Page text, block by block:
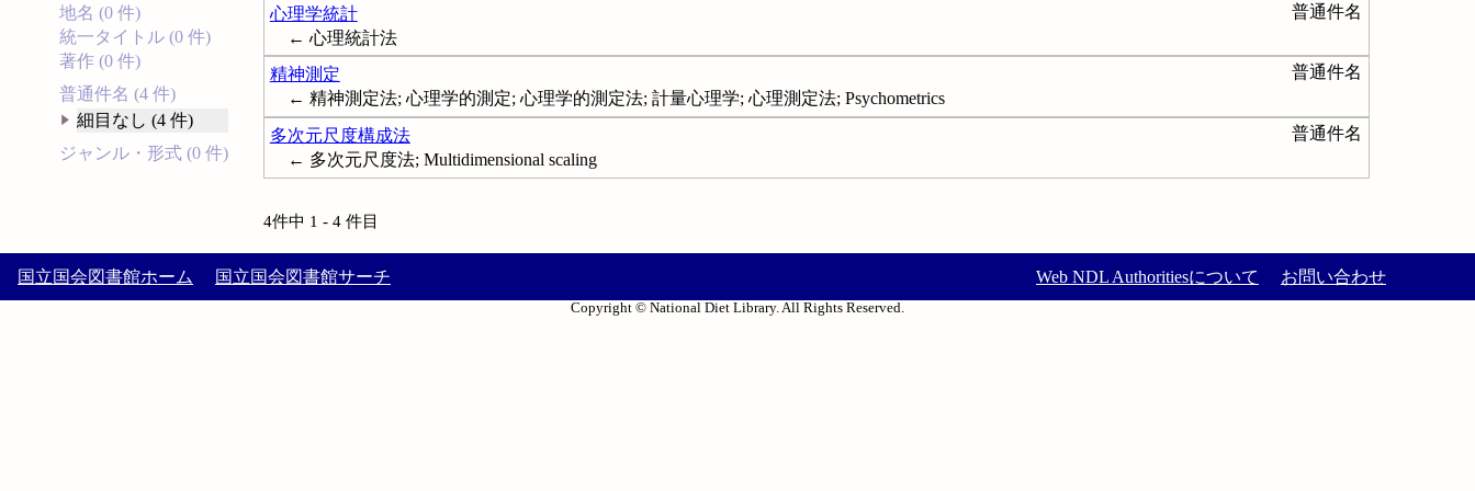
地名 (0 件)
統一タイトル (0 件)
著作 (0 件)
普通件名 (4 件)
細目なし (4 件)
ジャンル・形式 (0 件)
心理学統計
普通件名
← 心理統計法
精神測定
普通件名
← 精神測定法; 心理学的測定; 心理学的測定法; 計量心理学; 心理測定法; Psychometrics
多次元尺度構成法
普通件名
← 多次元尺度法; Multidimensional scaling
4件中 1 - 4 件目
国立国会図書館ホーム 国立国会図書館サーチ Web NDL Authoritiesについて お問い合わせ
Copyright © National Diet Library. All Rights Reserved.